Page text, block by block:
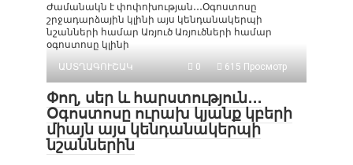
Ժամանակն է փոփոխության․․․Օգոստոսը
շրջադարձային կլինի այս կենդանակերպի
նշանների համար Առյուծ Առյուծների համար
օգոստոսը կլինի
ԱՍՏՂԱԳՈՒՇԱԿ
0 615 Просмотр
Փող, սեր և հարստություն․․․
Օգոստոսը ուրախ կյանք կբերի
միայն այս կենդանակերպի
նշաններին